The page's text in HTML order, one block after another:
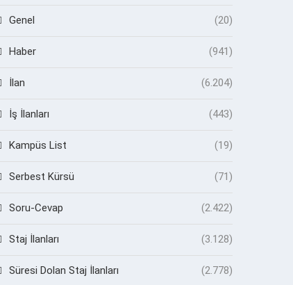
Genel (20)
Haber (941)
İlan (6.204)
İş İlanları (443)
Kampüs List (19)
Serbest Kürsü (71)
Soru-Cevap (2.422)
Staj İlanları (3.128)
Süresi Dolan Staj İlanları (2.778)